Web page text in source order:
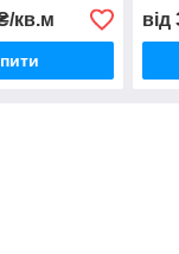
кв.м від